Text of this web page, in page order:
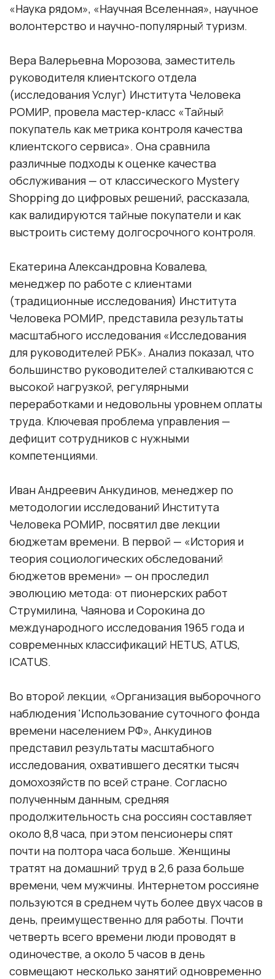
«Наука рядом», «Научная Вселенная», научное
волонтерство и научно-популярный туризм.
Вера Валерьевна Морозова, заместитель
руководителя клиентского отдела
(исследования Услуг) Института Человека
РОМИР, провела мастер-класс «Тайный
покупатель как метрика контроля качества
клиентского сервиса». Она сравнила
различные подходы к оценке качества
обслуживания — от классического Mystery
Shopping до цифровых решений, рассказала,
как валидируются тайные покупатели и как
выстроить систему долгосрочного контроля.
Екатерина Александровна Ковалева,
менеджер по работе с клиентами
(традиционные исследования) Института
Человека РОМИР, представила результаты
масштабного исследования «Исследования
для руководителей РБК». Анализ показал, что
большинство руководителей сталкиваются с
высокой нагрузкой, регулярными
переработками и недовольны уровнем оплаты
труда. Ключевая проблема управления —
дефицит сотрудников с нужными
компетенциями.
Иван Андреевич Анкудинов, менеджер по
методологии исследований Института
Человека РОМИР, посвятил две лекции
бюджетам времени. В первой — «История и
теория социологических обследований
бюджетов времени» — он проследил
эволюцию метода: от пионерских работ
Струмилина, Чаянова и Сорокина до
международного исследования 1965 года и
современных классификаций HETUS, ATUS,
ICATUS.
Во второй лекции, «Организация выборочного
наблюдения 'Использование суточного фонда
времени населением РФ», Анкудинов
представил результаты масштабного
исследования, охватившего десятки тысяч
домохозяйств по всей стране. Согласно
полученным данным, средняя
продолжительность сна россиян составляет
около 8,8 часа, при этом пенсионеры спят
почти на полтора часа больше. Женщины
тратят на домашний труд в 2,6 раза больше
времени, чем мужчины. Интернетом россияне
пользуются в среднем чуть более двух часов в
день, преимущественно для работы. Почти
четверть всего времени люди проводят в
одиночестве, а около 5 часов в день
совмещают несколько занятий одновременно